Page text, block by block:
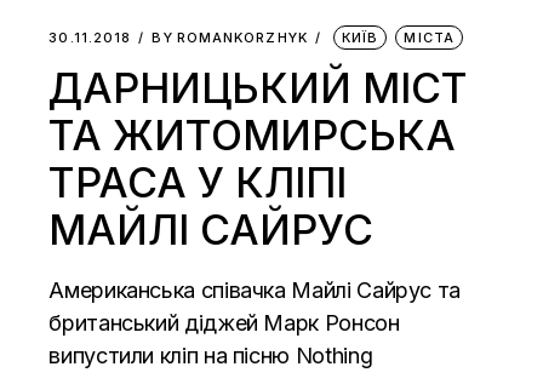
30.11.2018 BY ROMANKORZHYK КИЇВ МІСТА
ДАРНИЦЬКИЙ МІСТ
ТА ЖИТОМИРСЬКА
ТРАСА У КЛІПІ
МАЙЛІ САЙРУС
Американська співачка Майлі Сайрус та
британський діджей Марк Ронсон
випустили кліп на пісню Nothing